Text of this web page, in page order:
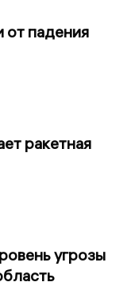
от падения
ракетная
угрозы